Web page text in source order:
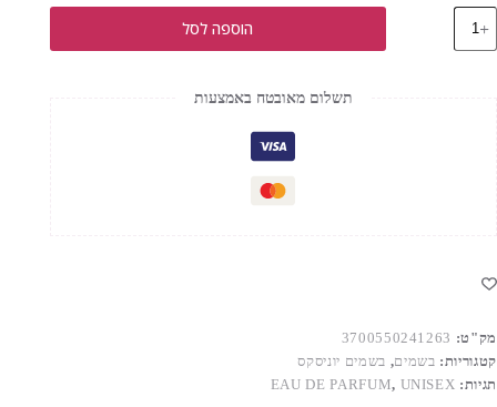
כמות
של
By
הוספה לסל
תשלום מאובטח באמצעות
מק"ט: 3700550241263
קטגוריות: בשמים, בשמים יוניסקס
תגיות:
EAU DE PARFUM, UNISEX